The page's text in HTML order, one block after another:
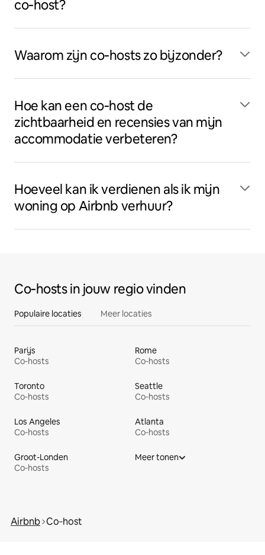
co‑host?
Waarom zijn co‑hosts zo bijzonder?
Hoe kan een co‑host de
zichtbaarheid en recensies van mijn
accommodatie verbeteren?
Hoeveel kan ik verdienen als ik mijn
woning op Airbnb verhuur?
Co‑hosts in jouw regio vinden
Populaire locaties Meer locaties
Parijs
Co‑hosts
Rome
Co‑hosts
Toronto
Co‑hosts
Seattle
Co‑hosts
Los Angeles
Co‑hosts
Atlanta
Co‑hosts
Groot-Londen
Co‑hosts
Meer tonen
Airbnb Co‑host